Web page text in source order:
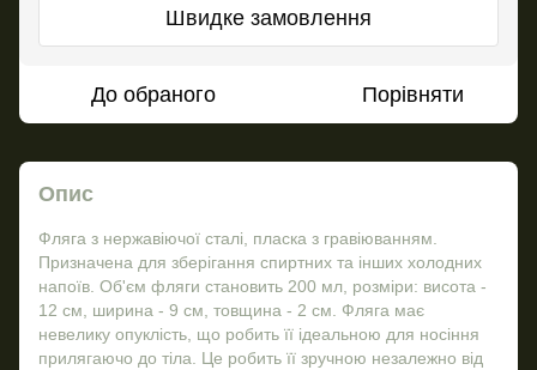
Швидке замовлення
До обраного Порівняти
Опис
Фляга з нержавіючої сталі, пласка з гравіюванням.
Призначена для зберігання спиртних та інших холодних
напоїв. Об'єм фляги становить 200 мл, розміри: висота -
12 см, ширина - 9 см, товщина - 2 см. Фляга має
невелику опуклість, що робить її ідеальною для носіння
прилягаючо до тіла. Це робить її зручною незалежно від